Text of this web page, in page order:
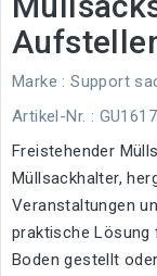
Marke : Support
Artikel-Nr. :
Freistehender
Müllsackhalter,
Veranstaltungen
praktische Lösung
Boden gestellt